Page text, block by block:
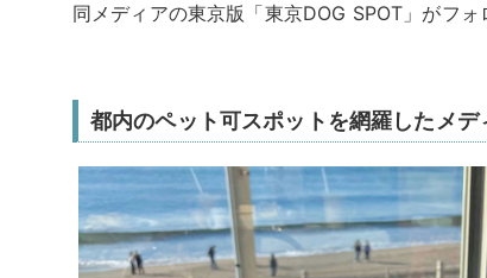
同メディアの東京版「東京DOG SPOT」がフ
都内のペット可スポットを網羅したメデ